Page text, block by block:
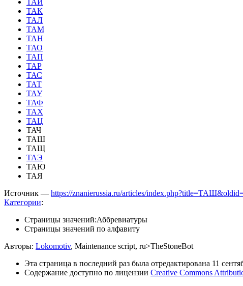
ТАК
ТАЛ
ТАМ
ТАН
ТАО
ТАП
ТАР
ТАС
ТАТ
ТАУ
ТАФ
ТАХ
ТАЦ
ТАЧ
ТАШ
ТАЩ
ТАЭ
ТАЮ
ТАЯ
Источник — https://znanierussia.ru/articles/
Категории:
Страницы значений:Аббревиатуры
Страницы значений по алфавиту
Авторы: Lokomotiv, Maintenance script, ru>TheStoneBot
Эта страница в последний раз была отредактирована 11
Содержание доступно по лицензии Creative Commons